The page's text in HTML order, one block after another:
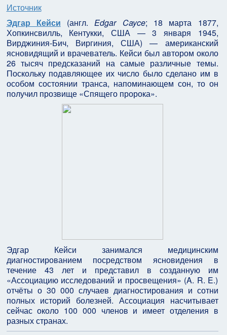
Источник
Эдгар Кейси (англ.Edgar Cayce; 18 марта 1877,
Хопкинсвилль, Кентукки, США— 3 января 1945,
Вирджиния-Бич, Виргиния, США) — американский
ясновидящий и врачеватель. Кейси был автором около
26 тысяч предсказаний на самые различные темы.
Поскольку подавляющее их число было сделано им в
особом состоянии транса, напоминающем сон, то он
получил прозвище «Спящего пророка».
Эдгар Кейси занимался медицинским
диагностированием посредством ясновидения в
течение 43 лет и представил в созданную им
«Ассоциацию исследований и просвещения» (A. R. E.)
отчёты о 30 000 случаев диагностирования и сотни
полных историй болезней. Ассоциация насчитывает
сейчас около 100 000 членов и имеет отделения в
разных странах.